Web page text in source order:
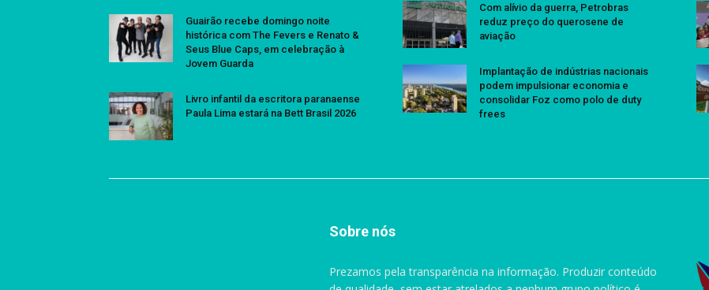
Guairão recebe domingo noite
histórica com The Fevers e Renato &
Seus Blue Caps, em celebração à
Jovem Guarda
Livro infantil da escritora paranaense
Paula Lima estará na Bett Brasil 2026
Com alívio da guerra, Petrobras
reduz preço do querosene de
aviação
Implantação de indústrias nacionais
podem impulsionar economia e
consolidar Foz como polo de duty
frees
Sobre nós
Prezamos pela transparência na informação. Produzir conteúdo